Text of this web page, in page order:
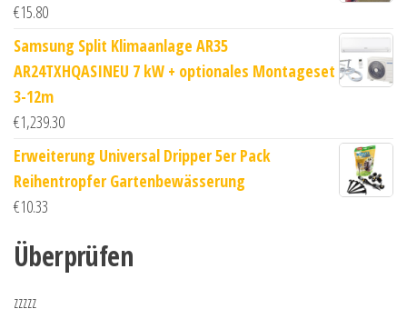
€15.80
Samsung Split Klimaanlage AR35
AR24TXHQASINEU 7 kW + optionales Montageset
3-12m
€1,239.30
Erweiterung Universal Dripper 5er Pack
Reihentropfer Gartenbewässerung
€10.33
Überprüfen
zzzzz